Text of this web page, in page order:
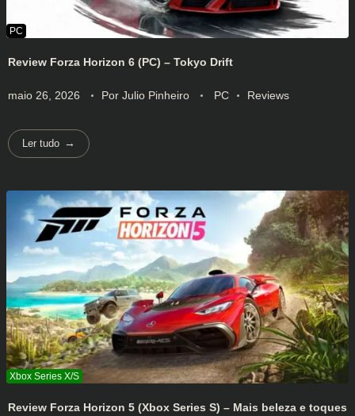
Review Forza Horizon 6 (PC) – Tokyo Drift
maio 26, 2026 Por Julio Pinheiro PC Reviews
Ler tudo
Review Forza Horizon 5 (Xbox Series S) – Mais beleza e toques